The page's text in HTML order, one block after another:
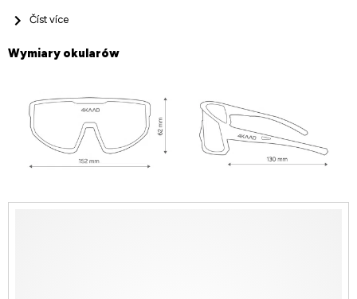
Číst více
Wymiary okularów